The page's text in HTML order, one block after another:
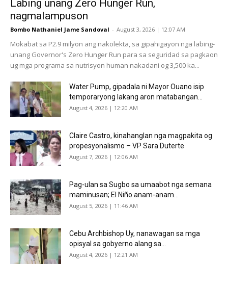
Labing unang Zero Hunger Run,
nagmalampuson
Bombo Nathaniel Jame Sandoval - August 3, 2026 | 12:07 AM
Mokabat sa P2.9 milyon ang nakolekta, sa gipahigayon nga labing-
unang Governor's Zero Hunger Run para sa seguridad sa pagkaon
ug mga programa sa nutrisyon human nakadani og 3,500 ka...
Water Pump, gipadala ni Mayor Ouano isip
temporaryong lakang aron matabangan...
August 4, 2026 | 12:20 AM
Claire Castro, kinahanglan nga magpakita og
propesyonalismo – VP Sara Duterte
August 7, 2026 | 12:06 AM
Pag-ulan sa Sugbo sa umaabot nga semana
maminusan; El Niño anam-anam...
August 5, 2026 | 11:46 AM
Cebu Archbishop Uy, nanawagan sa mga
opisyal sa gobyerno alang sa...
August 4, 2026 | 12:21 AM